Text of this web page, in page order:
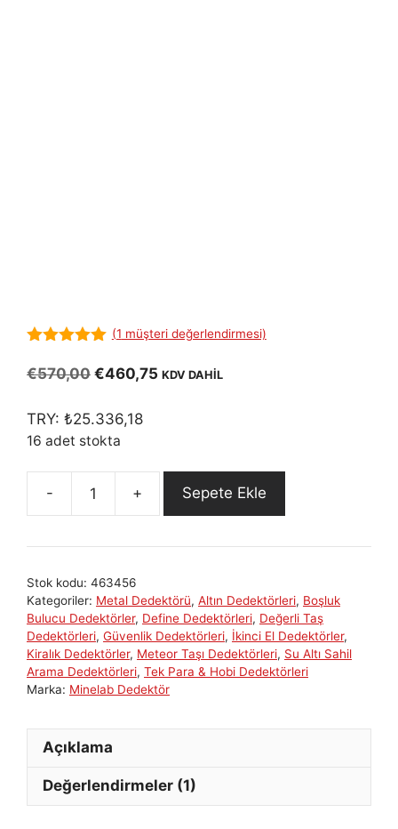
5
(1 müşteri değerlendirmesi)
€570,00 Orijinal
€570,00.
€460,75 Şu
KDV DAHİL
TRY: ₺25.336,18
16 adet stokta
Minelab
FİND
Kolay
Altın
Metal
Define
Tespiti
Sepete Ekle
Stok kodu: 463456
Kategoriler: Metal Dedektörü, Altın Dedektörleri, Boşluk
Bulucu Dedektörler, Define Dedektörleri, Değerli Taş
Dedektörleri, Güvenlik Dedektörleri, İkinci El Dedektörler,
Kiralık Dedektörler, Meteor Taşı Dedektörleri, Su Altı Sahil
Arama Dedektörleri, Tek Para & Hobi Dedektörleri
Marka: Minelab Dedektör
Açıklama
Değerlendirmeler (1)